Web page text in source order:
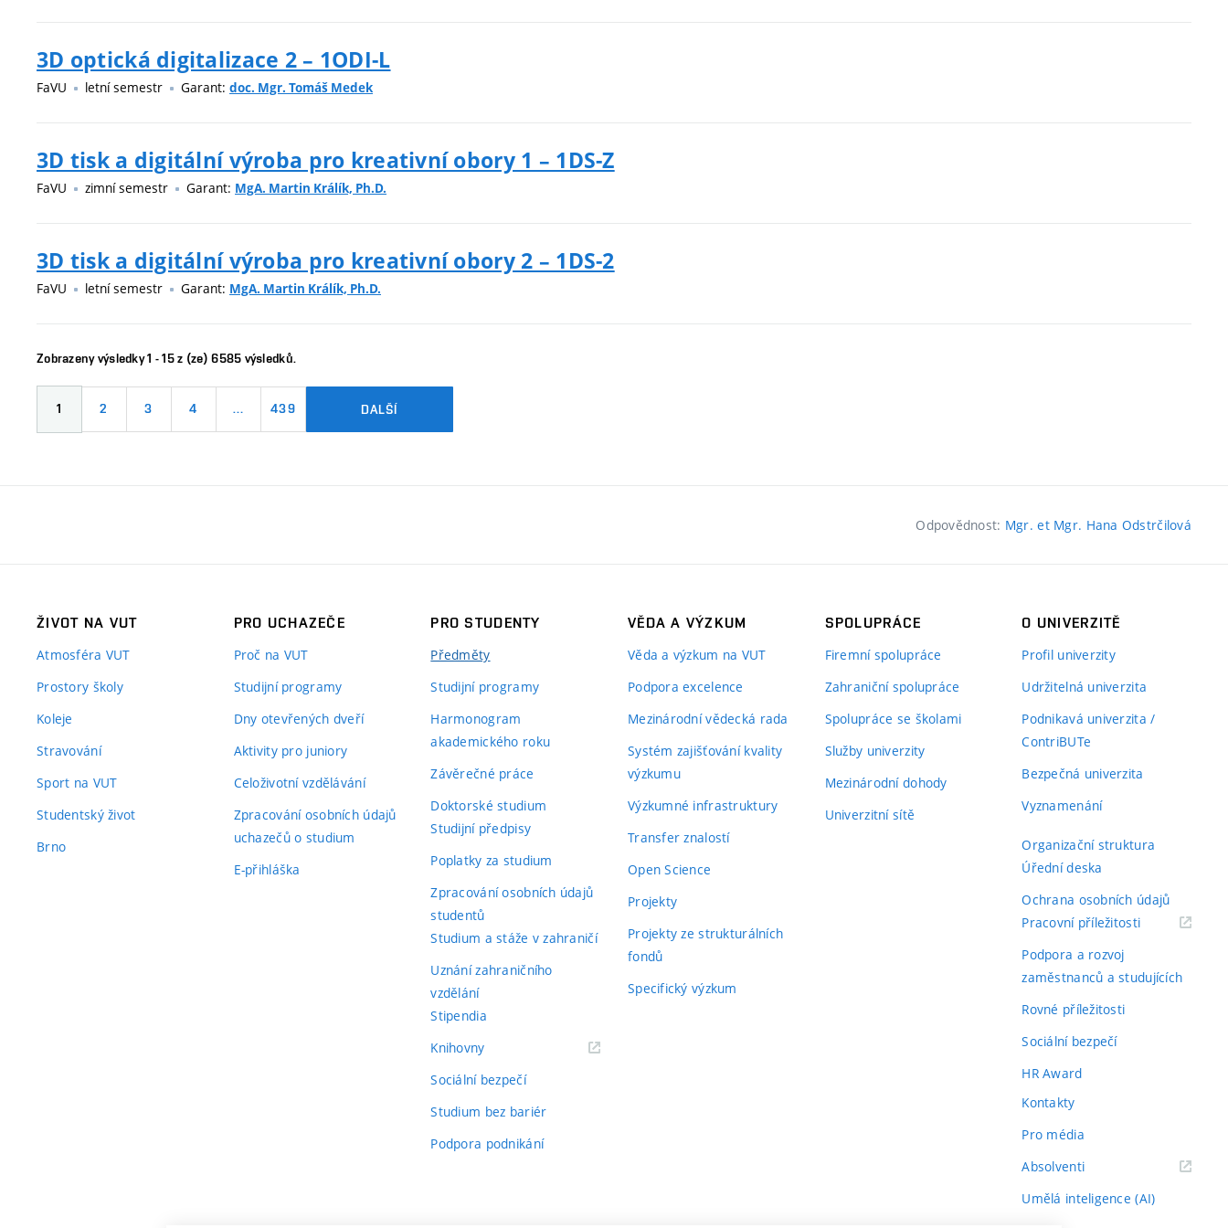
3D optická digitalizace 2 – 1ODI-L
FaVU letní semestr Garant: doc. Mgr. Tomáš Medek
3D tisk a digitální výroba pro kreativní obory 1 – 1DS-Z
FaVU zimní semestr Garant: MgA. Martin Králík, Ph.D.
3D tisk a digitální výroba pro kreativní obory 2 – 1DS-2
FaVU letní semestr Garant: MgA. Martin Králík, Ph.D.
Zobrazeny výsledky 1 - 15 z (ze) 6585 výsledků.
1 2 3 4 … 439 DALŠÍ
Odpovědnost: Mgr. et Mgr. Hana Odstrčilová
ŽIVOT NA VUT
Atmosféra VUT
Prostory školy
Koleje
Stravování
Sport na VUT
Studentský život
Brno
PRO UCHAZEČE
Proč na VUT
Studijní programy
Dny otevřených dveří
Aktivity pro juniory
Celoživotní vzdělávání
Zpracování osobních údajů
uchazečů o studium
E-přihláška
PRO STUDENTY
Předměty
Studijní programy
Harmonogram
akademického roku
Závěrečné práce
Doktorské studium
Studijní předpisy
Poplatky za studium
Zpracování osobních údajů
studentů
Studium a stáže v zahraničí
Uznání zahraničního
vzdělání
Stipendia
Knihovny(externí
Sociální bezpečí
Studium bez bariér
Podpora podnikání
VĚDA A VÝZKUM
Věda a výzkum na VUT
Podpora excelence
Mezinárodní vědecká rada
Systém zajišťování kvality
výzkumu
Výzkumné infrastruktury
Transfer znalostí
Open Science
Projekty
Projekty ze strukturálních
fondů
Specifický výzkum
SPOLUPRÁCE
Firemní spolupráce
Zahraniční spolupráce
Spolupráce se školami
Služby univerzity
Mezinárodní dohody
Univerzitní sítě
O UNIVERZITĚ
Profil univerzity
Udržitelná univerzita
Podnikavá univerzita /
ContriBUTe
Bezpečná univerzita
Vyznamenání
Organizační struktura
Úřední deska
Ochrana osobních údajů
Pracovní příležitosti(externí
Podpora a rozvoj
zaměstnanců a studujících
Rovné příležitosti
Sociální bezpečí
HR Award
Kontakty
Pro média
Absolventi(externí
Umělá inteligence (AI)